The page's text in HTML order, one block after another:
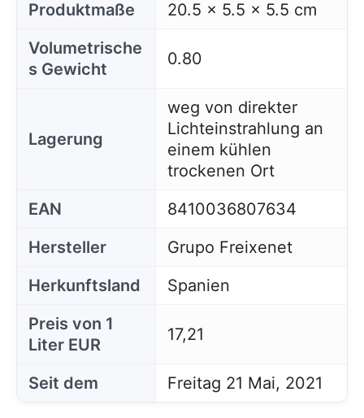
Produktmaße
20.5 x 5.5 x 5.5 cm
Volumetrische
s Gewicht
0.80
Lagerung
weg von direkter
Lichteinstrahlung an
einem kühlen
trockenen Ort
EAN
8410036807634
Hersteller
Grupo Freixenet
Herkunftsland
Spanien
Preis von 1
Liter EUR
17,21
Seit dem Freitag 21 Mai, 2021